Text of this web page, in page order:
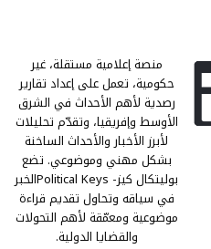
منصة إعلامية مستقلة، غير
حكومية، تعمل على إعداد تقارير
رصدية لأهم الأحداث في الشرق
الأوسط وإفريقيا، وتقدّم تحليلات
لأبرز الأخبار والأحداث الساخنة
بشكل مهني وموضوعي. تضع
بوليتكال كيز- Political Keysالخبر
في سياقه وتحاول تقديم قراءة
موضوعية ومعمّقة لأهم التحولات
والقضايا الدولية.